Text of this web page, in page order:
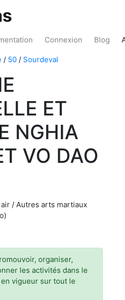
Connexion Blog
/ 50 / Sourdeval
ET
NGHIA
VO DAO
/ Autres arts martiaux
organiser,
les activités dans le
vigueur sur tout le